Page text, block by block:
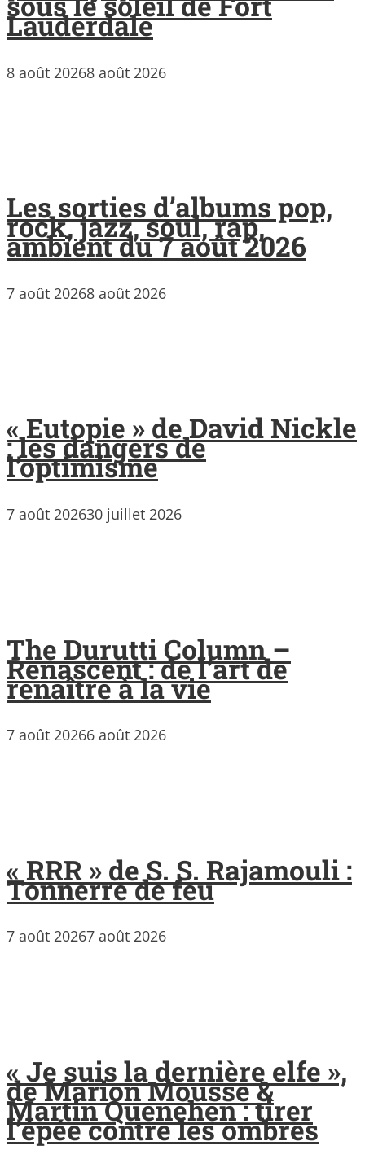
Lauderdale
8 août 20268 août 2026
Les sorties d’albums pop,
rock, jazz, soul, rap,
ambient du 7 août 2026
7 août 20268 août 2026
« Eutopie » de David Nickle
: les dangers de
l’optimisme
7 août 202630 juillet 2026
The Durutti Column –
Renascent : de l’art de
renaître à la vie
7 août 20266 août 2026
« RRR » de S. S. Rajamouli :
Tonnerre de feu
7 août 20267 août 2026
« Je suis la dernière elfe »,
de Marion Mousse &
Martin Quenehen : tirer
l’épée contre les ombres